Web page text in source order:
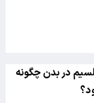
در بدن چگونه